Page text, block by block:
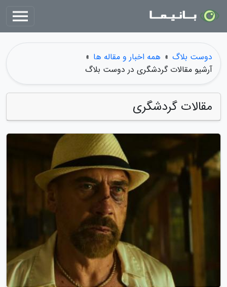
دوست بلاگ » همه اخبار و مقاله ها »
آرشیو مقالات گردشگری در دوست بلاگ
مقالات گردشگری